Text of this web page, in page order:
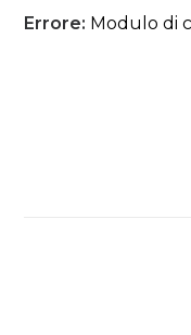
Errore: Modulo di